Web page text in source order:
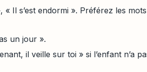
« Il s’est endormi ». Préférez les mots
un jour ».
il veille sur toi » si l’enfant n’a